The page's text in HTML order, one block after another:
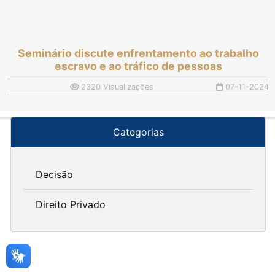
Seminário discute enfrentamento ao trabalho
escravo e ao tráfico de pessoas
2320 Visualizações 07-11-2024
Categorias
Decisão
Direito Privado